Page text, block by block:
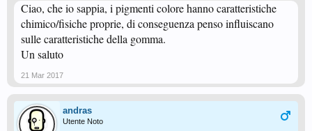
Ciao, che io sappia, i pigmenti colore hanno caratteristiche
chimico/fisiche proprie, di conseguenza penso influiscano
sulle caratteristiche della gomma.
Un saluto
21 Mar 2017
andras
Utente Noto